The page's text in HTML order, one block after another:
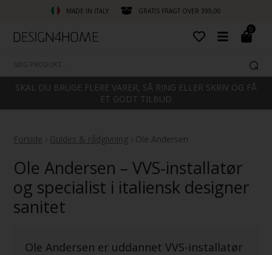
MADE IN ITALY GRATIS FRAGT OVER 399,00
0
SKAL DU BRUGE FLERE VARER, SÅ RING ELLER SKRIV OG FÅ
ET GODT TILBUD
Forside › Guides & rådgivning › Ole Andersen
Ole Andersen – VVS-installatør
og specialist i italiensk designer
sanitet
Ole Andersen er uddannet VVS-installatør